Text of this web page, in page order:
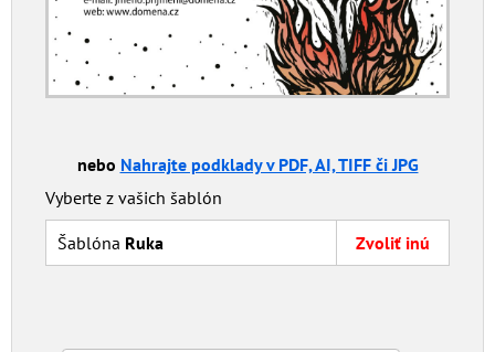
nebo Nahrajte podklady v PDF, AI, TIFF či JPG
Vyberte z vašich šablón
Šablóna Ruka Zvoliť inú